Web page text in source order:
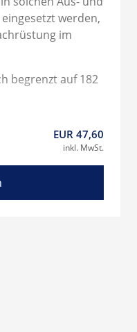
werden,
im
begrenzt auf 182
EUR 47,60
inkl. MwSt.